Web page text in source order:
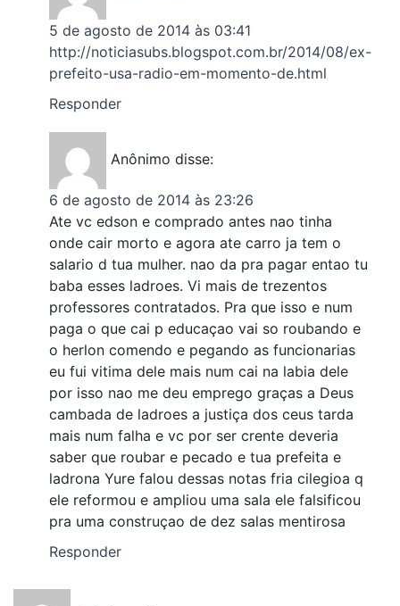
5 de agosto de 2014 às 03:41
http://noticiasubs.blogspot.com.br/2014/08/ex-
prefeito-usa-radio-em-momento-de.html
Responder
Anônimo disse:
6 de agosto de 2014 às 23:26
Ate vc edson e comprado antes nao tinha
onde cair morto e agora ate carro ja tem o
salario d tua mulher. nao da pra pagar entao tu
baba esses ladroes. Vi mais de trezentos
professores contratados. Pra que isso e num
paga o que cai p educaçao vai so roubando e
o herlon comendo e pegando as funcionarias
eu fui vitima dele mais num cai na labia dele
por isso nao me deu emprego graças a Deus
cambada de ladroes a justiça dos ceus tarda
mais num falha e vc por ser crente deveria
saber que roubar e pecado e tua prefeita e
ladrona Yure falou dessas notas fria cilegioa q
ele reformou e ampliou uma sala ele falsificou
pra uma construçao de dez salas mentirosa
Responder